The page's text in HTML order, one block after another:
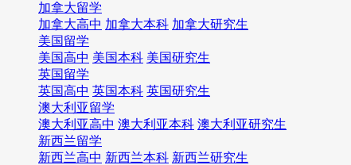
加拿大留学
加拿大高中 加拿大本科 加拿大研究生
美国留学
美国高中 美国本科 美国研究生
英国留学
英国高中 英国本科 英国研究生
澳大利亚留学
澳大利亚高中 澳大利亚本科 澳大利亚研究生
新西兰留学
新西兰高中 新西兰本科 新西兰研究生